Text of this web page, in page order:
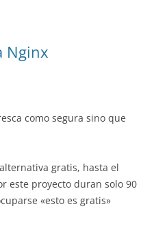
Nginx
como segura sino que
gratis, hasta el
este proyecto duran solo 90
«esto es gratis»